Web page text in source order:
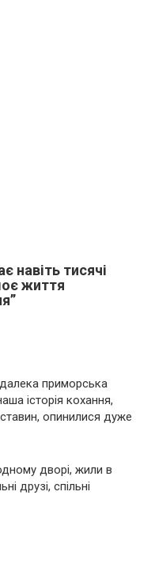
навіть тисячі
життя
приморська
історія кохання,
опинилися дуже
дворі, жили в
друзі, спільні